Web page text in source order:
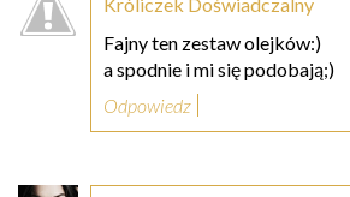
Fajny ten zestaw olejków:)
a spodnie i mi się podobają;)
Odpowiedz